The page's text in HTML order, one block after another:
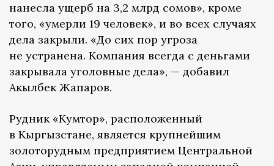
нанесла ущерб на 3,2 млрд сомов», кроме
того, «умерли 19 человек», и во всех случаях
дела закрыли. «До сих пор угроза
не устранена. Компания всегда с деньгами
закрывала уголовные дела», — добавил
Акылбек Жапаров.
Рудник «Кумтор», расположенный
в Кыргызстане, является крупнейшим
золоторудным предприятием Центральной